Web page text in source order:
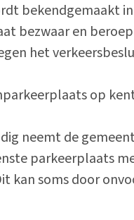
bekendgemaakt
bezwaar en
het
op
neemt de
parkeerplaats
kan soms door